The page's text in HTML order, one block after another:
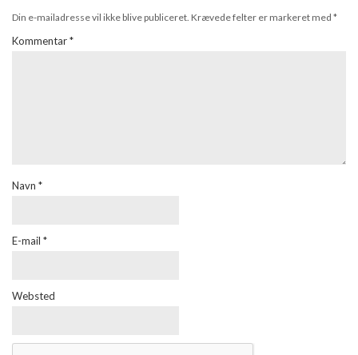
Din e-mailadresse vil ikke blive publiceret. Krævede felter er markeret med *
Kommentar*
Navn *
E-mail *
Websted